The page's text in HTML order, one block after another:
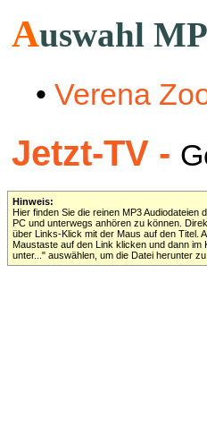
Auswahl
• Verena
Jetzt-TV -
Hinweis:
Hier finden Sie die reinen MP3 Audiodateien
PC und unterwegs anhören zu können.
über Links-Klick mit der Maus auf den Titel.
Maustaste auf den Link klicken und dann im
unter..." auswählen, um die Datei herunter zu